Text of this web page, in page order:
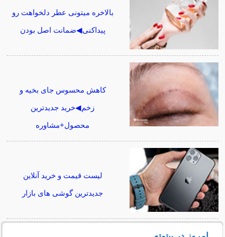
بالاخره میتونی عطر دلخواهت رو
پیداکنی◀ضمانت اصل بودن
کاهش محسوس جای بخیه و
زخم◀خرید جدیدترین
محصول+مشاوره
لیست قیمت و خرید آنلاین
جدیدترین گوشی های بازار